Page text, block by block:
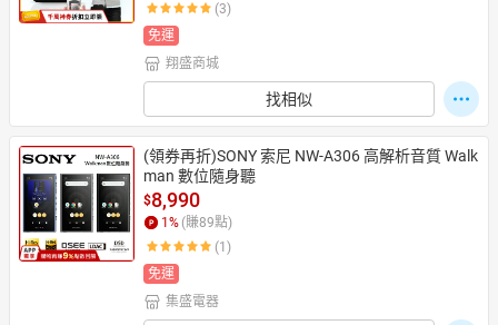
(3)
免運
翔盛商城
找相似
(領券再折)SONY 索尼 NW-A306 高解析音質 Walk
man 數位隨身聽
$8,990
1 % (賺89點)
(1)
免運
集盛電器